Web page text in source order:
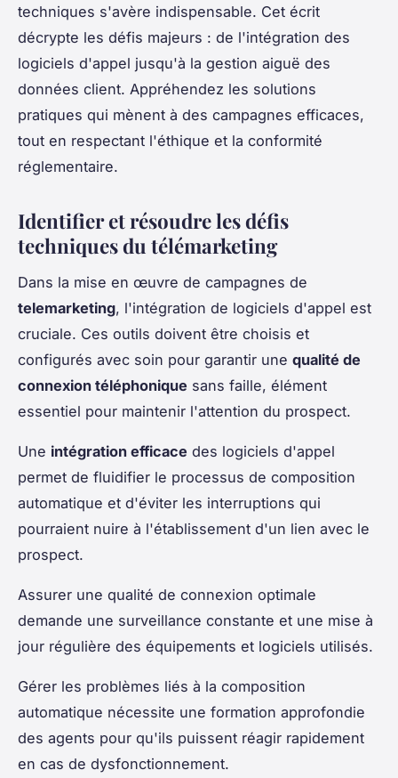
techniques s'avère indispensable. Cet écrit
décrypte les défis majeurs : de l'intégration des
logiciels d'appel jusqu'à la gestion aiguë des
données client. Appréhendez les solutions
pratiques qui mènent à des campagnes efficaces,
tout en respectant l'éthique et la conformité
réglementaire.
Identifier et résoudre les défis
techniques du télémarketing
Dans la mise en œuvre de campagnes de
telemarketing, l'intégration de logiciels d'appel est
cruciale. Ces outils doivent être choisis et
configurés avec soin pour garantir une qualité de
connexion téléphonique sans faille, élément
essentiel pour maintenir l'attention du prospect.
Une intégration efficace des logiciels d'appel
permet de fluidifier le processus de composition
automatique et d'éviter les interruptions qui
pourraient nuire à l'établissement d'un lien avec le
prospect.
Assurer une qualité de connexion optimale
demande une surveillance constante et une mise à
jour régulière des équipements et logiciels utilisés.
Gérer les problèmes liés à la composition
automatique nécessite une formation approfondie
des agents pour qu'ils puissent réagir rapidement
en cas de dysfonctionnement.